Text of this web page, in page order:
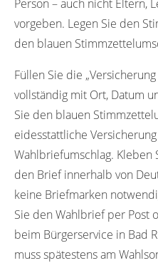
Person – auch nicht Eltern,
vorgeben. Legen Sie den
den blauen
Füllen Sie die
vollständig mit Ort, Datum
Sie den blauen
eidesstattliche
Wahlbriefumschlag. Kleben
den Brief innerhalb von
keine Briefmarken
Sie den Wahlbrief per Post
beim Bürgerservice in Bad
muss spätestens am